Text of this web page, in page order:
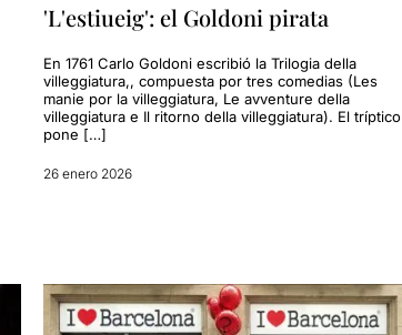
'L'estiueig': el Goldoni pirata
En 1761 Carlo Goldoni escribió la Trilogia della
villeggiatura,, compuesta por tres comedias (Les
manie por la villeggiatura, Le avventure della
villeggiatura e Il ritorno della villeggiatura). El tríptico
pone […]
26 enero 2026